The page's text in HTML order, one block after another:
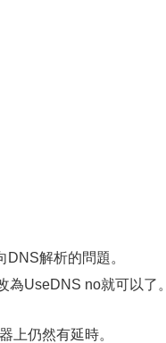
解析的問題。
UseDNS no就可以了。
仍然有延時。